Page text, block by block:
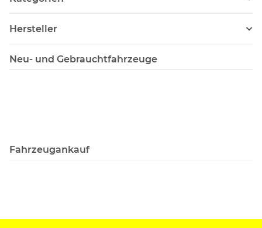
Hersteller
Neu- und Gebrauchtfahrzeuge
Fahrzeugankauf